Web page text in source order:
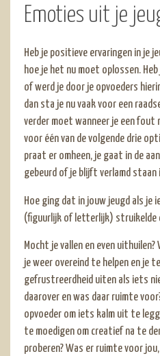
Emoties uit je
Heb je positieve ervaringen in je
hoe je het nu moet oplossen.
of werd je door je opvoeders
dan sta je nu vaak voor een
verder moet wanneer je een fout
voor één van de volgende drie
praat er omheen, je gaat in de
gebeurd of je blijft verlamd staan
Hoe ging dat in jouw jeugd als je
(figuurlijk of letterlijk) struikelde
Mocht je vallen en even
je weer overeind te helpen en je
gefrustreerdheid uiten als iets
daarover en was daar ruimte
opvoeder om iets kalm uit te
te moedigen om creatief na te
proberen? Was er ruimte voor